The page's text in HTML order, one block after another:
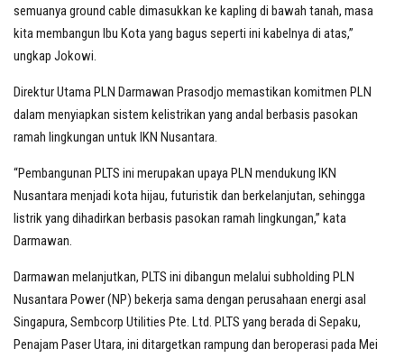
semuanya ground cable dimasukkan ke kapling di bawah tanah, masa
kita membangun Ibu Kota yang bagus seperti ini kabelnya di atas,”
ungkap Jokowi.
Direktur Utama PLN Darmawan Prasodjo memastikan komitmen PLN
dalam menyiapkan sistem kelistrikan yang andal berbasis pasokan
ramah lingkungan untuk IKN Nusantara.
“Pembangunan PLTS ini merupakan upaya PLN mendukung IKN
Nusantara menjadi kota hijau, futuristik dan berkelanjutan, sehingga
listrik yang dihadirkan berbasis pasokan ramah lingkungan,” kata
Darmawan.
Darmawan melanjutkan, PLTS ini dibangun melalui subholding PLN
Nusantara Power (NP) bekerja sama dengan perusahaan energi asal
Singapura, Sembcorp Utilities Pte. Ltd. PLTS yang berada di Sepaku,
Penajam Paser Utara, ini ditargetkan rampung dan beroperasi pada Mei